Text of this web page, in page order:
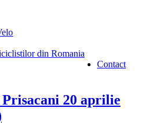
din Romania
Contact
20 aprilie